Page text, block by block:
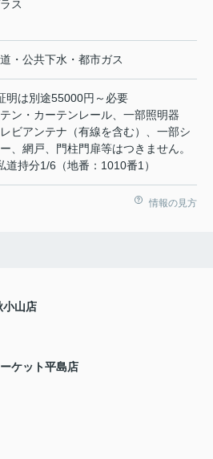
ス
・公共下水・都市ガス
明は別途55000円～必要
ン・カーテンレール、一部照明器
ビアンテナ（有線を含む）、一部シ
、網戸、門柱門扉等はつきません。
道持分1/6（地番：1010番1）
情報の見方
小山店
ケット平島店